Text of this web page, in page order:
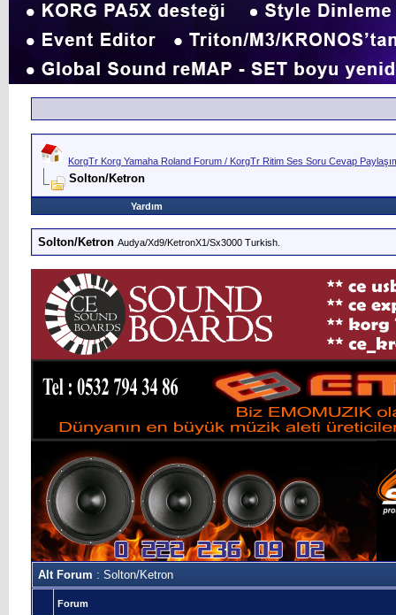
KorgTr Korg Yamaha Roland Forum / KorgTr Ritim Ses Soru Cevap
Solton/Ketron
Yardım
Solton/Ketron Audya/Xd9/KetronX1/Sx3000 Turkish.
Alt Forum : Solton/Ketron
Forum